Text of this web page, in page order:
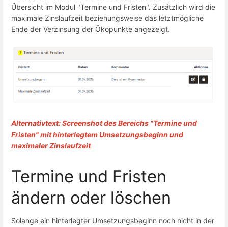
Übersicht im Modul "Termine und Fristen". Zusätzlich wird die
maximale Zinslaufzeit beziehungsweise das letztmögliche
Ende der Verzinsung der Ökopunkte angezeigt.
Alternativtext: Screenshot des Bereichs "Termine und
Fristen" mit hinterlegtem Umsetzungsbeginn und
maximaler Zinslaufzeit
Termine und Fristen
ändern oder löschen
Solange ein hinterlegter Umsetzungsbeginn noch nicht in der